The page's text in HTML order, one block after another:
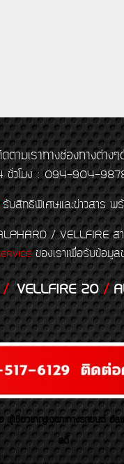
ามเราทางช่องทางต่างๆ
ชั่วโมง : 094-904-
รับสิทธิพิเศษและข่าวสาร พ
/ VELLFIRE ส
ของเราเพื่อรับข้อมูล
VELLFIRE 20/
ยวชาญเฉพาะทางรถยนต์ อัล
สตี้